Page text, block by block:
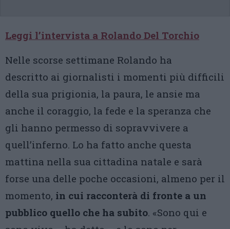
Leggi l’intervista a Rolando Del Torchio
Nelle scorse settimane Rolando ha
descritto ai giornalisti i momenti più difficili
della sua prigionia, la paura, le ansie ma
anche il coraggio, la fede e la speranza che
gli hanno permesso di sopravvivere a
quell’inferno. Lo ha fatto anche questa
mattina nella sua cittadina natale e sarà
forse una delle poche occasioni, almeno per il
momento, in cui racconterà di fronte a un
pubblico quello che ha subito. «Sono qui e